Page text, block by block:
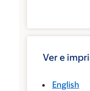
Ver e
English